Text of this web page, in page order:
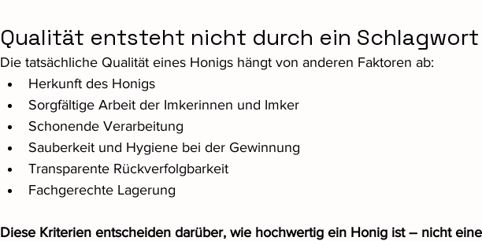
Qualität entsteht nicht durch ein Schlagwort
Die tatsächliche Qualität eines Honigs hängt von anderen Faktoren ab:
Herkunft des Honigs
Sorgfältige Arbeit der Imkerinnen und Imker
Schonende Verarbeitung
Sauberkeit und Hygiene bei der Gewinnung
Transparente Rückverfolgbarkeit
Fachgerechte Lagerung
Diese Kriterien entscheiden darüber, wie hochwertig ein Honig ist – nicht